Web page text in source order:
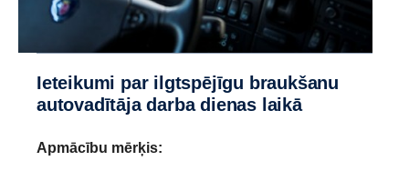
Ieteikumi par ilgtspējīgu braukšanu
autovadītāja darba dienas laikā
Apmācību mērķis: